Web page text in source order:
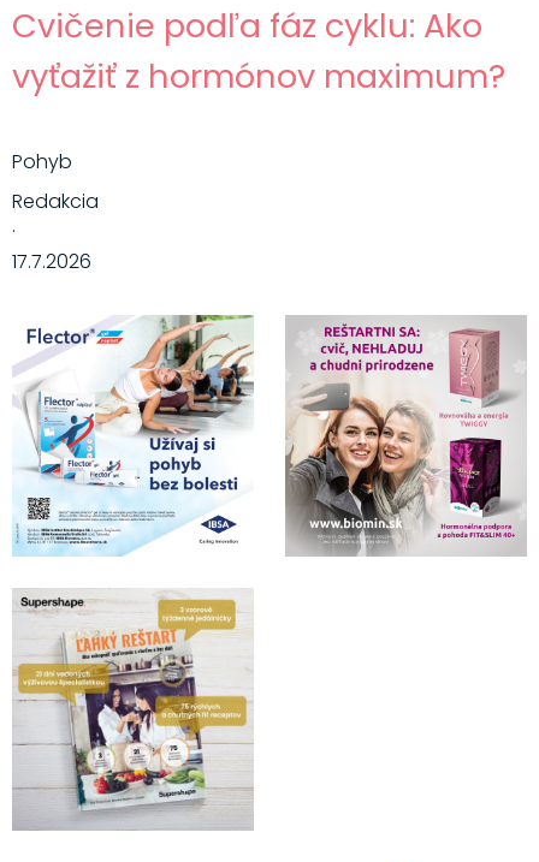
Cvičenie podľa fáz cyklu: Ako
vyťažiť z hormónov maximum?
Pohyb
Redakcia
·
17.7.2026